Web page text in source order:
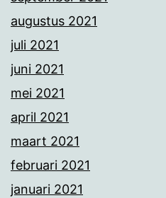
augustus 2021
juli 2021
juni 2021
mei 2021
april 2021
maart 2021
februari 2021
januari 2021